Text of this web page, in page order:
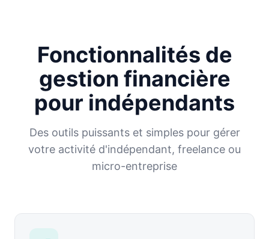
Fonctionnalités de
gestion financière
pour indépendants
Des outils puissants et simples pour gérer
votre activité d'indépendant, freelance ou
micro-entreprise